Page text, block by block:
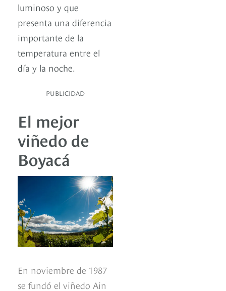
luminoso y que
presenta una diferencia
importante de la
temperatura entre el
día y la noche.
PUBLICIDAD
El mejor
viñedo de
Boyacá
En noviembre de 1987
se fundó el viñedo Ain